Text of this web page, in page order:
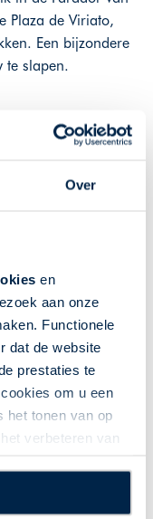
Over
en
aan onze
Functionele
dat de website
prestaties te
om u een
het tonen van op
verbeteren van
cookies en
Plaza de Viriato,
Een bijzondere
te slapen.
Hotel
een rustige
konden eindigen
ik verbleef in
de
van León,
klooster. Deze
en nu net
thuisbasis van de
modern en van